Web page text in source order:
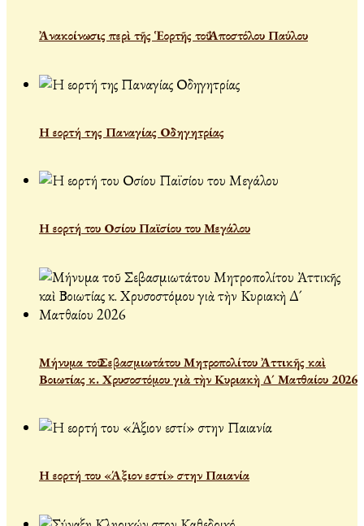
Ἀνακοίνωσις περὶ τῆς Ἑορτῆς τοῦ Ἀποστόλου Παύλου
Η εορτή της Παναγίας Οδηγητρίας
Η εορτή του Οσίου Παϊσίου του Μεγάλου
Μήνυμα τοῦ Σεβασμιωτάτου Μητροπολίτου Ἀττικῆς καὶ
Βοιωτίας κ. Χρυσοστόμου γιὰ τὴν Κυριακὴ Δ´ Ματθαίου 2026
Η εορτή του «Άξιον εστί» στην Παιανία